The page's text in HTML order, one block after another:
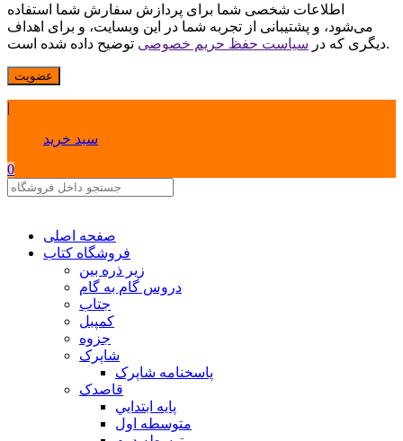
اطلاعات شخصی شما برای پردازش سفارش شما استفاده
می‌شود، و پشتیبانی از تجربه شما در این وبسایت، و برای اهداف
دیگری که در سیاست حفظ حریم خصوصی توضیح داده شده است.
عضویت
|
سبد خرید
0
صفحه اصلی
فروشگاه کتاب
زیر ذره بین
دروس گام به گام
جتاب
کمپبل
جزوه
شاپرک
پاسخنامه شاپرک
قاصدک
پايه ابتدايي
متوسطه اول